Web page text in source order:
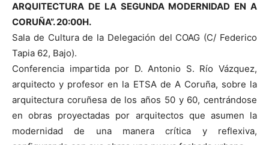
ARQUITECTURA DE LA SEGUNDA MODERNIDAD EN A
CORUÑA”. 20:00H.
Sala de Cultura de la Delegación del COAG (C/ Federico
Tapia 62, Bajo).
Conferencia impartida por D. Antonio S. Río Vázquez,
arquitecto y profesor en la ETSA de A Coruña, sobre la
arquitectura coruñesa de los años 50 y 60, centrándose
en obras proyectadas por arquitectos que asumen la
modernidad de una manera crítica y reflexiva,